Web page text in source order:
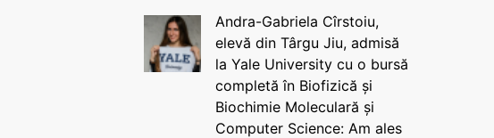
Andra-Gabriela Cîrstoiu,
elevă din Târgu Jiu, admisă
la Yale University cu o bursă
completă în Biofizică și
Biochimie Moleculară și
Computer Science: Am ales